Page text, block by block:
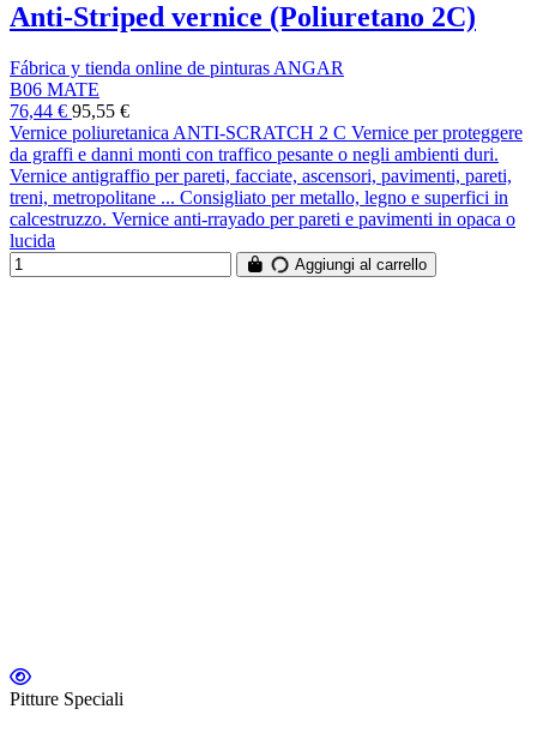
Anti-Striped vernice (Poliuretano 2C)
Fábrica y tienda online de pinturas ANGAR
B06 MATE
76,44 € 95,55 €
Vernice poliuretanica ANTI-SCRATCH 2 C Vernice per proteggere
da graffi e danni monti con traffico pesante o negli ambienti duri.
Vernice antigraffio per pareti, facciate, ascensori, pavimenti, pareti,
treni, metropolitane ... Consigliato per metallo, legno e superfici in
calcestruzzo. Vernice anti-rrayado per pareti e pavimenti in opaca o
lucida
Aggiungi al carrello
Pitture Speciali